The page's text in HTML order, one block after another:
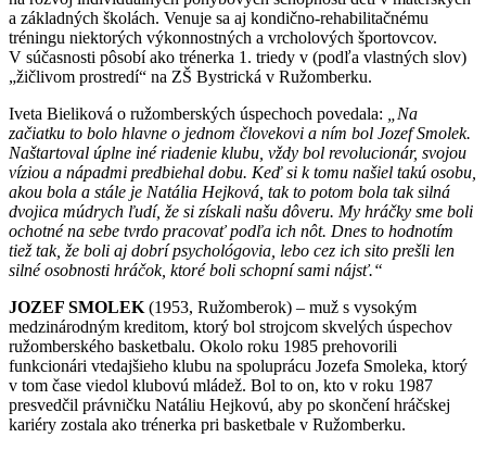
a základných školách. Venuje sa aj kondično-rehabilitačnému
tréningu niektorých výkonnostných a vrcholových športovcov.
V súčasnosti pôsobí ako trénerka 1. triedy v (podľa vlastných slov)
„žičlivom prostredí“ na ZŠ Bystrická v Ružomberku.
Iveta Bieliková o ružomberských úspechoch povedala:
„Na
začiatku to bolo hlavne o jednom človekovi a ním bol Jozef Smolek.
Naštartoval úplne iné riadenie klubu, vždy bol revolucionár, svojou
víziou a nápadmi predbiehal dobu. Keď si k tomu našiel takú osobu,
akou bola a stále je Natália Hejková, tak to potom bola tak silná
dvojica múdrych ľudí, že si získali našu dôveru. My hráčky sme boli
ochotné na sebe tvrdo pracovať podľa ich nôt. Dnes to hodnotím
tiež tak, že boli aj dobrí psychológovia, lebo cez ich sito prešli len
silné osobnosti hráčok, ktoré boli schopní sami nájsť.“
JOZEF SMOLEK (1953, Ružomberok) – muž s vysokým
medzinárodným kreditom, ktorý bol strojcom skvelých úspechov
ružomberského basketbalu. Okolo roku 1985 prehovorili
funkcionári vtedajšieho klubu na spoluprácu Jozefa Smoleka, ktorý
v tom čase viedol klubovú mládež. Bol to on, kto v roku 1987
presvedčil právničku Natáliu Hejkovú, aby po skončení hráčskej
kariéry zostala ako trénerka pri basketbale v Ružomberku.